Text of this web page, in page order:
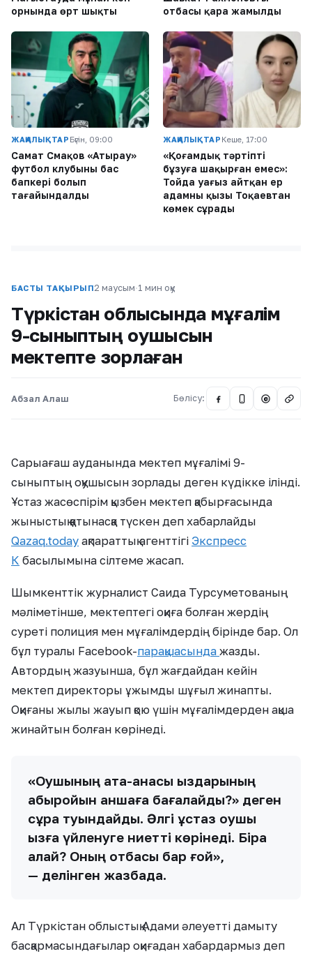
орнында өрт шықты
отбасы қара жамылды
ЖАҢАЛЫҚТАР Бүгін, 09:00
Самат Смақов «Атырау»
футбол клубының бас
бапкері болып
тағайындалды
ЖАҢАЛЫҚТАР Кеше, 17:00
«Қоғамдық тәртіпті
бұзуға шақырған емес»:
Тойда уағыз айтқан ер
адамның қызы Тоқаевтан
көмек сұрады
БАСТЫ ТАҚЫРЫП2 маусым·1 мин оқу
Түркістан облысында мұғалім
9-сыныптың оқушысын
мектепте зорлаған
Абзал Алаш Бөлісу: @
Сарыағаш ауданында мектеп мұғалімі 9-
сыныптың оқушысын зорлады деген күдікке ілінді.
Ұстаз жасөспірім қызбен мектеп қабырғасында
жыныстық қатынасқа түскен деп хабарлайды
Qazaq.today ақпараттық агенттігі Экспресс
К басылымына сілтеме жасап.
Шымкенттік журналист Саида Турсуметованың
мәліметінше, мектептегі оқиға болған жердің
суреті полиция мен мұғалімдердің бірінде бар. Ол
бұл туралы Facebook-парақшасында жазды.
Автордың жазуынша, бұл жағдайдан кейін
мектеп директоры ұжымды шұғыл жинапты.
Оқиғаны жылы жауып қою үшін мұғалімдерден ақша
жинайтын болған көрінеді.
«Оқушының ата-анасы қыздарының
абыройын қаншаға бағалайды?» деген
сұрақ туындайды. Әлгі ұстаз оқушы
қызға үйленуге ниетті көрінеді. Бірақ
қалай? Оның отбасы бар ғой»,
— делінген жазбада.
Ал Түркістан облыстық Адами әлеуетті дамыту
басқармасындағылар оқиғадан хабардармыз деп